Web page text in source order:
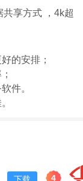
享方式 ，4k超
的安排；
件。
4